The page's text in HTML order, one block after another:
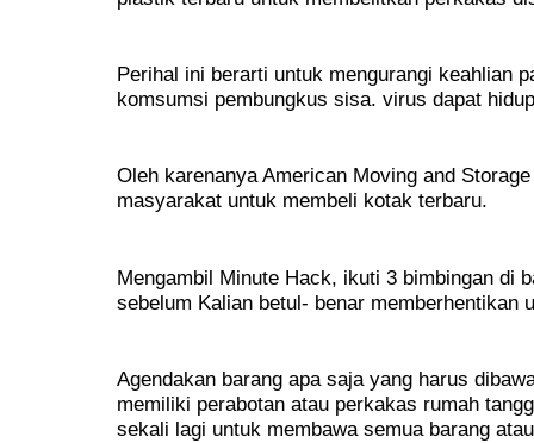
Perihal ini berarti untuk mengurangi keahlian
komsumsi pembungkus sisa. virus dapat
Oleh karenanya American Moving and
masyarakat untuk membeli kotak terbaru.
Mengambil Minute Hack, ikuti 3 bimbingan di
sebelum Kalian betul- benar memberhentikan
Agendakan barang apa saja yang harus
memiliki perabotan atau perkakas rumah
sekali lagi untuk membawa semua barang